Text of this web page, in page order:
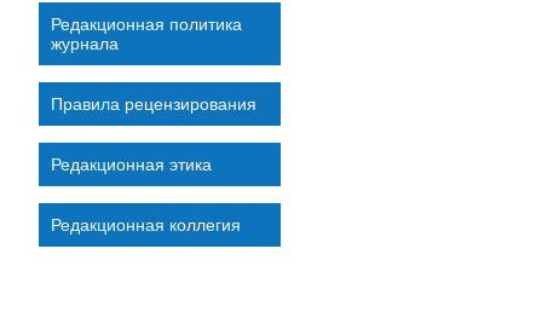
Редакционная политика
журнала
Правила рецензирования
Редакционная этика
Редакционная коллегия